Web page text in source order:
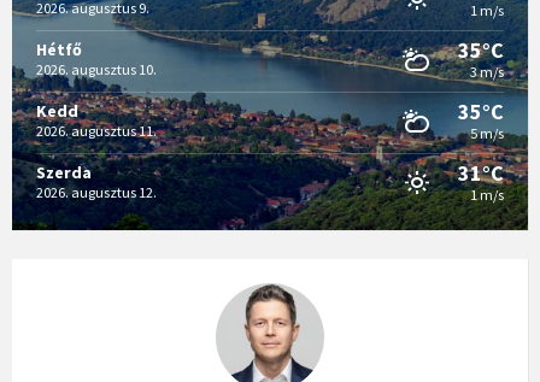
2026. augusztus 9. 1 m/s
Hétfő
2026. augusztus 10.
35°C
3 m/s
Kedd
2026. augusztus 11.
35°C
5 m/s
Szerda
2026. augusztus 12.
31°C
1 m/s